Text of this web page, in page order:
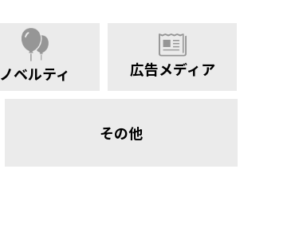
ノベルティ 広告メディア
その他